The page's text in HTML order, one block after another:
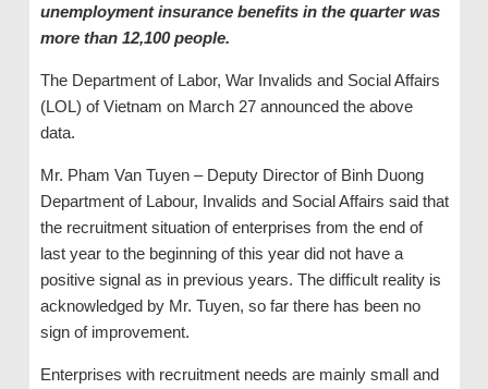
unemployment insurance benefits in the quarter was
more than 12,100 people.
The Department of Labor, War Invalids and Social Affairs
(LOL) of Vietnam on March 27 announced the above
data.
Mr. Pham Van Tuyen – Deputy Director of Binh Duong
Department of Labour, Invalids and Social Affairs said that
the recruitment situation of enterprises from the end of
last year to the beginning of this year did not have a
positive signal as in previous years. The difficult reality is
acknowledged by Mr. Tuyen, so far there has been no
sign of improvement.
Enterprises with recruitment needs are mainly small and